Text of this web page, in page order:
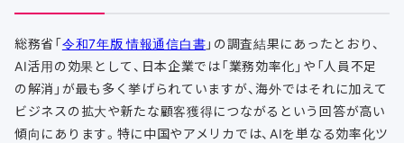
総務省「令和7年版 情報通信白書」の調査結果にあったとおり、
AI活用の効果として、日本企業では「業務効率化」や「人員不足
の解消」が最も多く挙げられていますが、海外ではそれに加えて
ビジネスの拡大や新たな顧客獲得につながるという回答が高い
傾向にあります。特に中国やアメリカでは、AIを単なる効率化ツ